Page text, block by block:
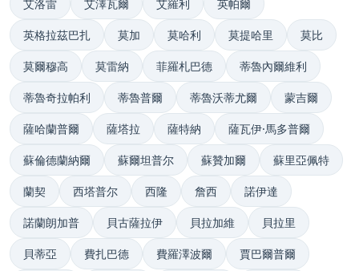
艾洛雷 艾澤瓦爾 艾羅利 英帕爾
英格拉茲巴扎 莫加 莫哈利 莫提哈里 莫比
莫爾穆高 莫雷納 菲羅札巴德 蒂魯內爾維利
蒂魯奇拉帕利 蒂魯普爾 蒂魯沃蒂尤爾 蒙吉爾
薩哈蘭普爾 薩塔拉 薩特納 薩瓦伊·馬多普爾
蘇倫德蘭納爾 蘇爾坦普尔 蘇贊加爾 蘇里亞佩特
蘭契 西塔普尔 西隆 詹西 諾伊達
諾蘭朗加普 貝古薩拉伊 貝拉加維 貝拉里
貝蒂亞 費扎巴德 費羅澤波爾 賈巴爾普爾